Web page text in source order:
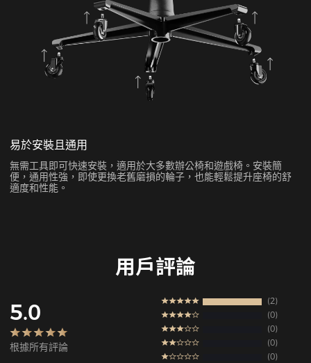
易於安裝且通用
無需工具即可快速安裝，適用於大多數辦公椅和遊戲椅。安裝簡
便，通用性強，即使更換老舊磨損的輪子，也能輕鬆提升座椅的舒
適度和性能。
用戶評論
5.0
根據所有評論
2
0
0
0
0